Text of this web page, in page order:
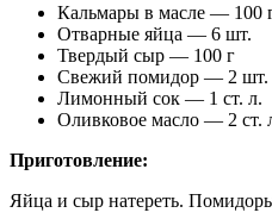
Кальмары в масле — 100
Отварные яйца — 6 шт.
Твердый сыр — 100 г
Свежий помидор — 2 шт.
Лимонный сок — 1 ст. л.
Оливковое масло — 2 ст.
Приготовление:
Яйца и сыр натереть.